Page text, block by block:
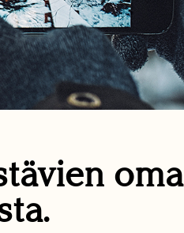
oma